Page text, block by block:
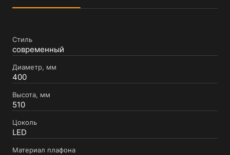
Стиль
современный
Диаметр, мм
400
Высота, мм
510
Цоколь
LED
Материал плафона